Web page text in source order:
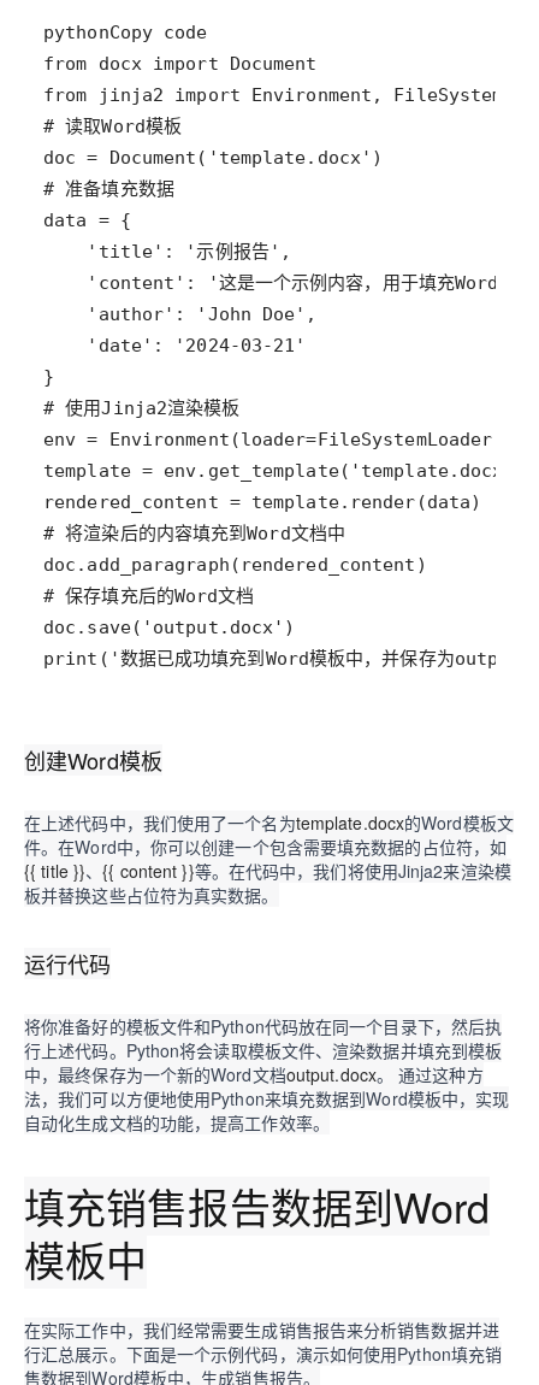
# 准备填充数据
print('数据已成功填充到Word模板中，并保存为
创建Word模板
在上述代码中，我们使用了一个名为template.docx的Word模板文
件。在Word中，你可以创建一个包含需要填充数据的占位符，如
{{ title }}、{{ content }}等。在代码中，我们将使用Jinja2来渲染模
板并替换这些占位符为真实数据。
运行代码
将你准备好的模板文件和Python代码放在同一个目录下，然后执
行上述代码。Python将会读取模板文件、渲染数据并填充到模板
中，最终保存为一个新的Word文档output.docx。 通过这种方
法，我们可以方便地使用Python来填充数据到Word模板中，实现
自动化生成文档的功能，提高工作效率。
填充销售报告数据到Word
模板中
在实际工作中，我们经常需要生成销售报告来分析销售数据并进
行汇总展示。下面是一个示例代码，演示如何使用Python填充销
售数据到Word模板中，生成销售报告。